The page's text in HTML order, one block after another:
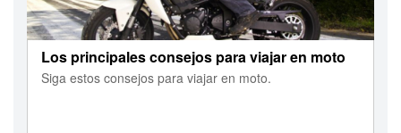
Los principales consejos para viajar en moto
Siga estos consejos para viajar en moto.